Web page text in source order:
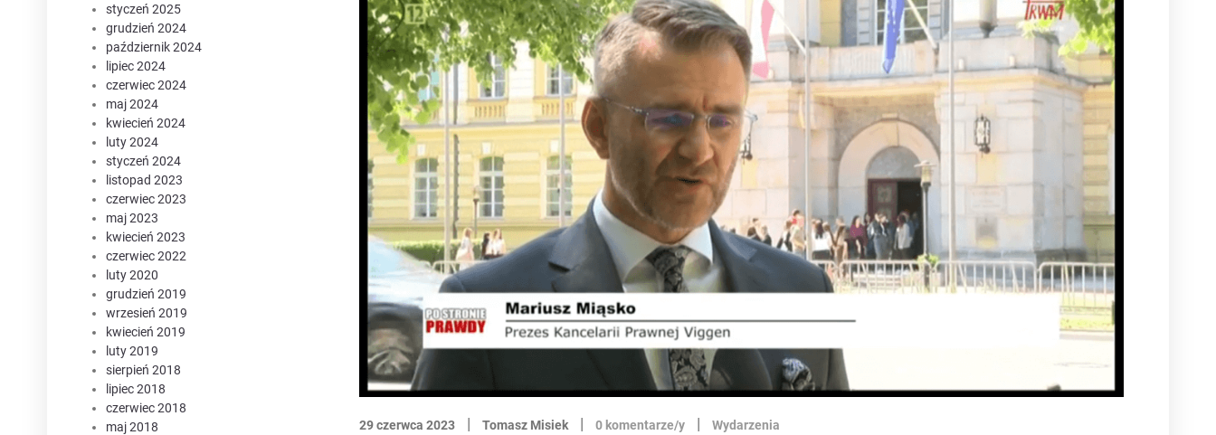
29 czerwca 2023 | Tomasz Misiek | 0 komentarze/y | Wydarzenia
styczeń 2025
grudzień 2024
październik 2024
lipiec 2024
czerwiec 2024
maj 2024
kwiecień 2024
luty 2024
styczeń 2024
listopad 2023
czerwiec 2023
maj 2023
kwiecień 2023
czerwiec 2022
luty 2020
grudzień 2019
wrzesień 2019
kwiecień 2019
luty 2019
sierpień 2018
lipiec 2018
czerwiec 2018
maj 2018